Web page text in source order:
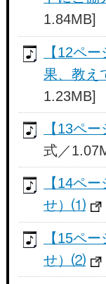
1.84MB]
【12ペ
果、教え
1.23MB]
【13ペ
式／
【14ペ
せ）⑴
【15ペ
せ）⑵